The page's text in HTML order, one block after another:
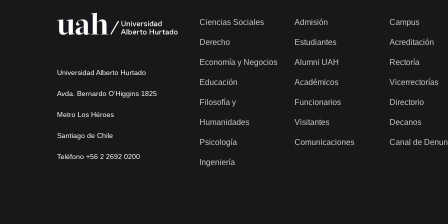
Universidad Alberto Hurtado
Avda. Bernardo O’Higgins 1825
Metro Los Héroes
Santiago de Chile
Teléfono +56 2 2692 0200
Ciencias Sociales
Derecho
Economía y Negocios
Educación
Filosofía y
Humanidades
Psicología
Ingeniería
Admisión
Estudiantes
Alumni UAH
Académicos
Funcionarios
Visitantes
Comunicaciones
Campus
Acreditación
Rectoría
Vicerrectorías
Directorio
Decanos
Canal de